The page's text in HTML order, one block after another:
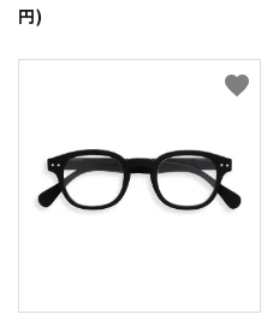
円)
favorite